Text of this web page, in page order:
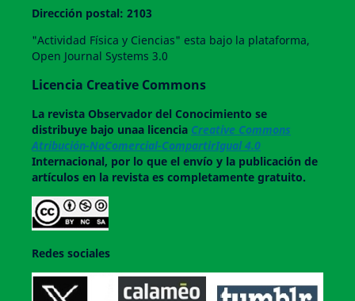
Dirección postal: 2103
"Actividad Física y Ciencias" esta bajo la plataforma,
Open Journal Systems 3.0
Licencia Creative Commons
La revistaObservador del Conocimiento se
distribuye bajo unaa licencia Creative Commons
Atribución-NoComercial-CompartirIgual 4.0
Internacional, por lo que el envío y la publicación de
artículos en la revista es completamente gratuito.
Redes sociales